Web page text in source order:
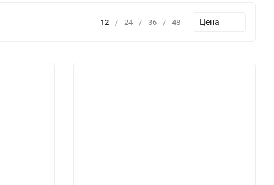
12 / 24 / 36 / 48 Цена